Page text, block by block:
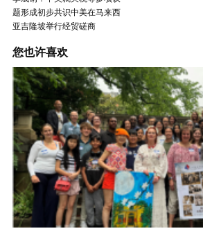
题形成初步共识中美在马来西
亚吉隆坡举行经贸磋商
您也许喜欢